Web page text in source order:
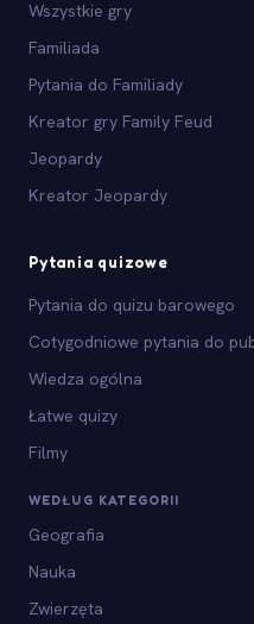
Wszystkie gry
Familiada
Pytania do Familiady
Kreator gry Family Feud
Jeopardy
Kreator Jeopardy
Pytania quizowe
Pytania do quizu barowego
Cotygodniowe pytania do
Wiedza ogólna
Łatwe quizy
Filmy
WEDŁUG KATEGORII
Geografia
Nauka
Zwierzęta